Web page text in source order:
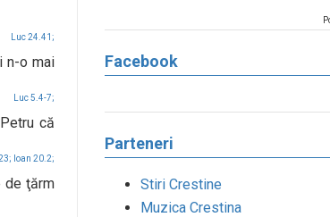
Luc 24.41;
n-o mai
Luc 5.4-7;
că
Ioan 20.2;
de ţărm
Facebook
Parteneri
Stiri Crestine
Muzica Crestina